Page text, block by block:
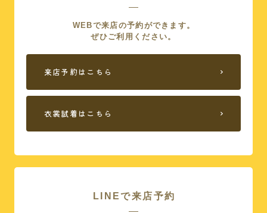
WEBで来店の予約ができます。
ぜひご利用ください。
来店予約はこちら
衣裳試着はこちら
LINEで来店予約